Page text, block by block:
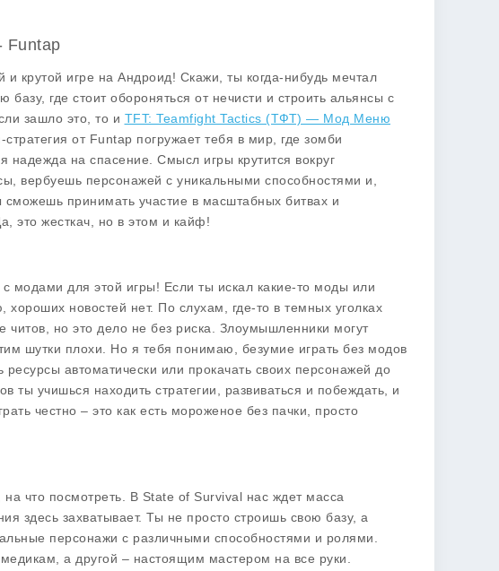
Funtap
и крутой игре на Андроид! Скажи, ты когда-нибудь мечтал
где стоит обороняться от нечисти и строить альянсы с
зашло это, то и TFT: Teamfight Tactics (ТФТ) — Мод Меню
от Funtap погружает тебя в мир, где зомби
надежда на спасение. Смысл игры крутится вокруг
вербуешь персонажей с уникальными способностями и,
принимать участие в масштабных битвах и
это жесткач, но в этом и кайф!
модами для этой игры! Если ты искал какие-то моды или
хороших новостей нет. По слухам, где-то в темных уголках
но это дело не без риска. Злоумышленники могут
шутки плохи. Но я тебя понимаю, безумие играть без модов
автоматически или прокачать своих персонажей до
ты учишься находить стратегии, развиваться и побеждать, и
честно – это как есть мороженое без пачки, просто
что посмотреть. В State of Survival нас ждет масса
здесь захватывает. Ты не просто строишь свою базу, а
персонажи с различными способностями и ролями.
а другой – настоящим мастером на все руки.